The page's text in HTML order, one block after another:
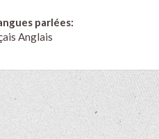
parlées:
Anglais